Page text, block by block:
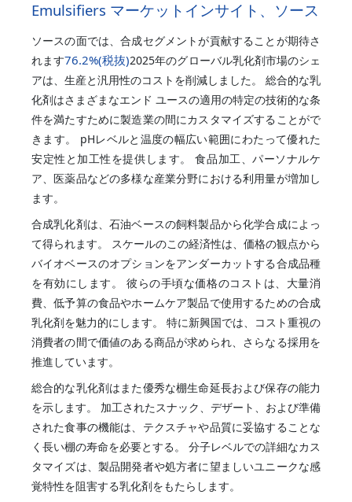
Emulsifiers マーケットインサイト、ソース
ソースの面では、合成セグメントが貢献することが期待さ
れます76.2%(税抜)2025年のグローバル乳化剤市場のシェ
アは、生産と汎用性のコストを削減しました。 総合的な乳
化剤はさまざまなエンド ユースの適用の特定の技術的な条
件を満たすために製造業の間にカスタマイズすることがで
きます。 pHレベルと温度の幅広い範囲にわたって優れた
安定性と加工性を提供します。 食品加工、パーソナルケ
ア、医薬品などの多様な産業分野における利用量が増加し
ます。
合成乳化剤は、石油ベースの飼料製品から化学合成によっ
て得られます。 スケールのこの経済性は、価格の観点から
バイオベースのオプションをアンダーカットする合成品種
を有効にします。 彼らの手頃な価格のコストは、大量消
費、低予算の食品やホームケア製品で使用するための合成
乳化剤を魅力的にします。 特に新興国では、コスト重視の
消費者の間で価値のある商品が求められ、さらなる採用を
推進しています。
総合的な乳化剤はまた優秀な棚生命延長および保存の能力
を示します。 加工されたスナック、デザート、および準備
された食事の機能は、テクスチャや品質に妥協することな
く長い棚の寿命を必要とする。 分子レベルでの詳細なカス
タマイズは、製品開発者や処方者に望ましいユニークな感
覚特性を阻害する乳化剤をもたらします。